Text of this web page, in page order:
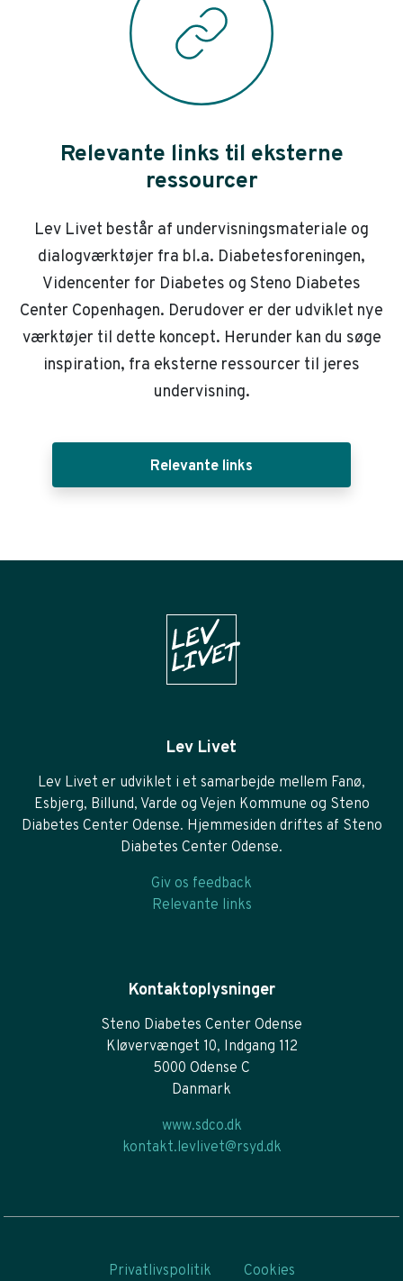
Relevante links til eksterne
ressourcer
Lev Livet består af undervisningsmateriale og
dialogværktøjer fra bl.a. Diabetesforeningen,
Videncenter for Diabetes og Steno Diabetes
Center Copenhagen. Derudover er der udviklet nye
værktøjer til dette koncept. Herunder kan du søge
inspiration, fra eksterne ressourcer til jeres
undervisning.
Relevante links
Lev Livet
Lev Livet er udviklet i et samarbejde mellem Fanø,
Esbjerg, Billund, Varde og Vejen Kommune og Steno
Diabetes Center Odense. Hjemmesiden driftes af Steno
Diabetes Center Odense.
Giv os feedback
Relevante links
Kontaktoplysninger
Steno Diabetes Center Odense
Kløvervænget 10, Indgang 112
5000 Odense C
Danmark
www.sdco.dk
kontakt.levlivet@rsyd.dk
Privatlivspolitik Cookies